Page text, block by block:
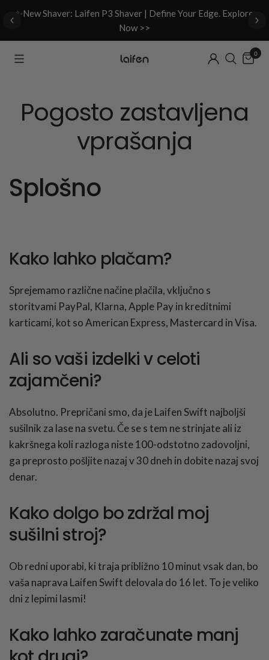
✨New Shaver: Laifen P3 Shaver | Define Your Edge. Explore
Now >>
0
Pogosto zastavljena
vprašanja
Splošno
Kako lahko plačam?
Sprejemamo različne načine plačila, vključno s
storitvami PayPal, Klarna, Apple Pay in kreditnimi
karticami, kot so American Express, Mastercard in Visa.
Ali so vaši izdelki v celoti
zajamčeni?
Absolutno. Prepričani smo, da je Laifen Swift najboljši
sušilnik za lase na svetu. Če se s tem ne strinjate ali iz
kakršnega koli razloga niste 100-odstotno zadovoljni,
ga preprosto pošljite nazaj v 30 dneh in dobite nazaj svoj
denar.
Kako dolgo bo zdržal moj
sušilni stroj?
Ob redni uporabi, ki traja približno 10 minut vsak dan, bo
vaša naprava Laifen Swift delovala do 16 let. To je veliko
dni z lepimi lasmi!
Kako lahko zaračunate manj